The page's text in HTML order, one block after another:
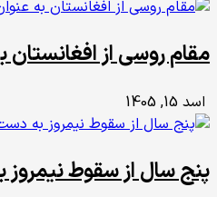
مقام روسی از افغانستان
اسد 15, 1405
پنج سال از سقوط